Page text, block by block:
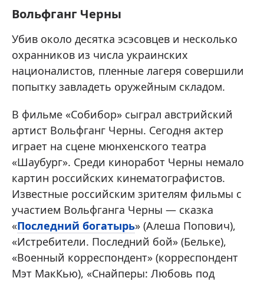
Вольфганг Черны
Убив около десятка эсэсовцев и несколько
охранников из числа украинских
националистов, пленные лагеря совершили
попытку завладеть оружейным складом.
В фильме «Собибор» сыграл австрийский
артист Вольфганг Черны. Сегодня актер
играет на сцене мюнхенского театра
«Шаубург». Среди киноработ Черны немало
картин российских кинематографистов.
Известные российским зрителям фильмы с
участием Вольфганга Черны — сказка
«Последний богатырь» (Алеша Попович),
«Истребители. Последний бой» (Бельке),
«Военный корреспондент» (корреспондент
Мэт МакКью), «Снайперы: Любовь под